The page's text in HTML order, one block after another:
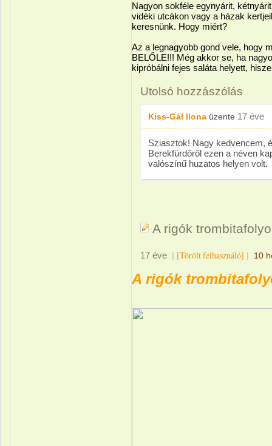
Nagyon sokféle egynyárit,
vidéki utcákon vagy a házak
keresnünk. Hogy miért?
Az a legnagyobb gond vele, hogy
BELŐLE!!! Még akkor se, ha
kipróbálni fejes saláta helyett,
Utolsó hozzászólás
Kiss-Gál Ilona üzente 17 éve
Sziasztok! Nagy kedvencem,
Berekfürdőről ezen a néven
valószínű huzatos helyen volt.
A rigók
17 éve | [Törölt felhasználó] | 10
A rigók